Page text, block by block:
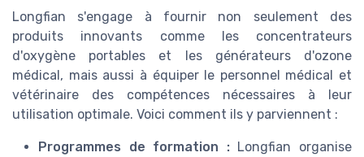
Longfian s'engage à fournir non seulement des
produits innovants comme les concentrateurs
d'oxygène portables et les générateurs d'ozone
médical, mais aussi à équiper le personnel médical et
vétérinaire des compétences nécessaires à leur
utilisation optimale. Voici comment ils y parviennent :
Programmes de formation :Longfian organise